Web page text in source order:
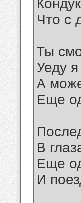
Что с
Ты
Уеду
А
Еще
В
Еще
И